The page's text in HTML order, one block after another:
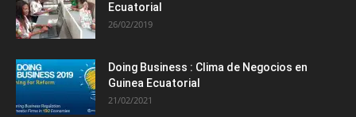
Ecuatorial
26/02/2019
Doing Business : Clima de Negocios en
Guinea Ecuatorial
21/02/2021